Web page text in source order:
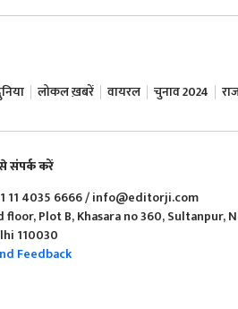
लोकल ख़बरें वायरल चुनाव 2024
संपर्क करें
11 4035 6666 / info@editorji.com
floor, Plot B, Khasara no 360, Sultanpur,
110030
Feedback